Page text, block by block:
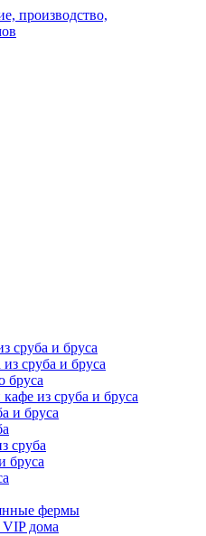
сруба и бруса
сруба и бруса
бруса
из сруба и бруса
и бруса
сруба
бруса
фермы
дома